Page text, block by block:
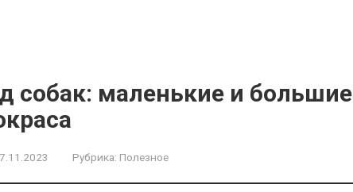
собак: маленькие и большие
Рубрика: Полезное